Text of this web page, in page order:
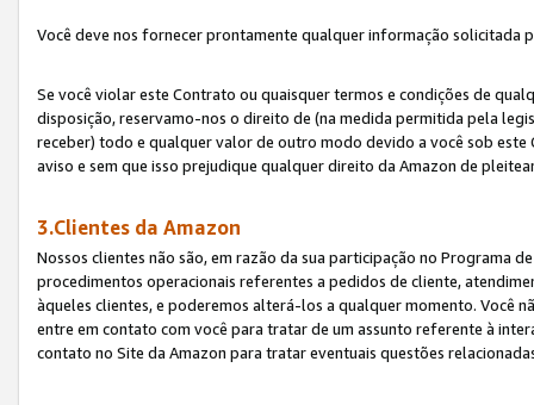
Você deve nos fornecer prontamente qualquer informação solicitada
Se você violar este Contrato ou quaisquer termos e condições de
disposição, reservamo-nos o direito de (na medida permitida pela
receber) todo e qualquer valor de outro modo devido a você sob
aviso e sem que isso prejudique qualquer direito da Amazon de
3.Clientes da Amazon
Nossos clientes não são, em razão da sua participação no Programa
procedimentos operacionais referentes a pedidos de cliente,
àqueles clientes, e poderemos alterá-los a qualquer momento. Você
entre em contato com você para tratar de um assunto referente à
contato no Site da Amazon para tratar eventuais questões